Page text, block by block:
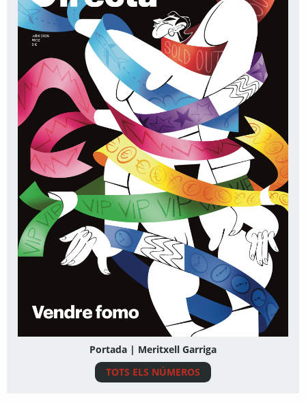
Portada | Meritxell Garriga
TOTS ELS NÚMEROS